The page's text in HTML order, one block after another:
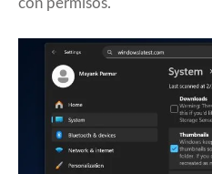
con permisos.